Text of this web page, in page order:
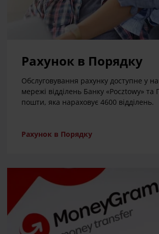
Рахунок в Порядку
Обслуговування рахунку доступне у
мережі відділень Банку «Pocztowy» та
пошти, яка нараховує 4600 відділень.
Рахунок в Порядку